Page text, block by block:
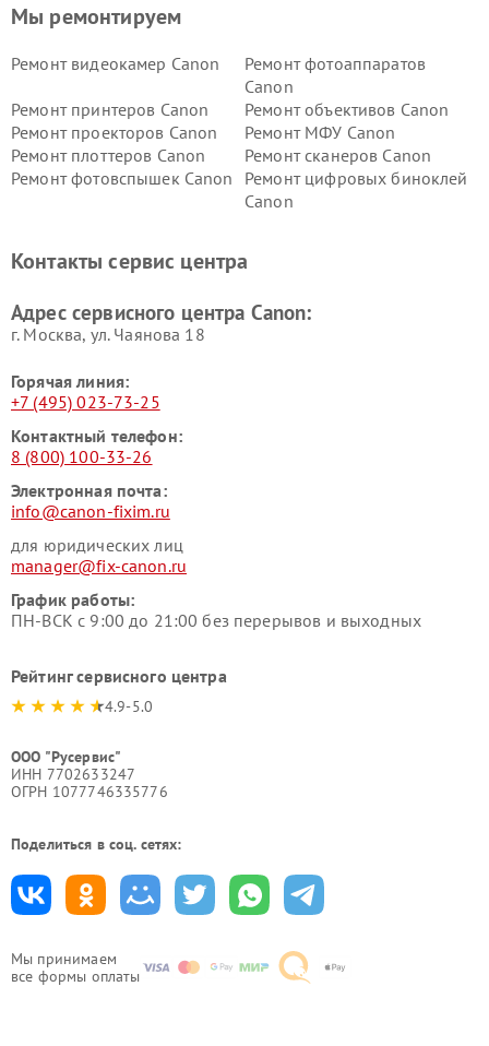
Мы принимаем
все формы оплаты
Мы ремонтируем
Ремонт видеокамер Canon
Ремонт фотоаппаратов
Canon
Ремонт принтеров Canon
Ремонт объективов Canon
Ремонт проекторов Canon
Ремонт МФУ Canon
Ремонт плоттеров Canon
Ремонт сканеров Canon
Ремонт фотовспышек Canon
Ремонт цифровых биноклей
Canon
Контакты сервис центра
Адрес сервисного центра Canon:
г. Москва, ул. Чаянова 18
Горячая линия:
+7 (495) 023-73-25
Контактный телефон:
8 (800) 100-33-26
Электронная почта:
info@canon-fixim.ru
для юридических лиц
manager@fix-canon.ru
График работы:
ПН-ВСК с 9:00 до 21:00 без перерывов и выходных
Рейтинг сервисного центра
4.9-5.0
ООО "Русервис"
ИНН 7702633247
ОГРН 1077746335776
Поделиться в соц. сетях: